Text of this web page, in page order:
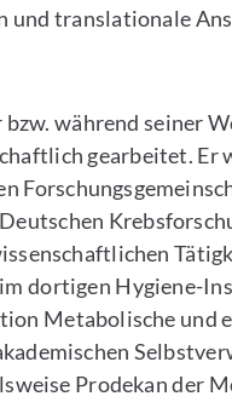
und translationale
während seiner
gearbeitet. Er
dortigen Hygiene-
Metabolische und
Prodekan der